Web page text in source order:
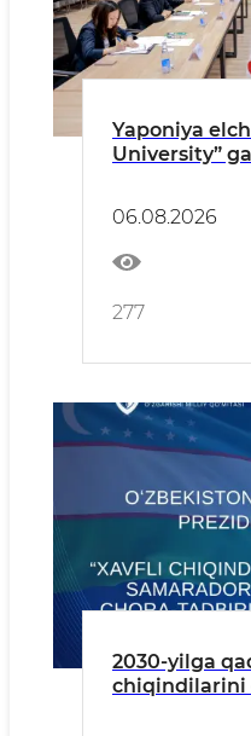
Yaponiya
University”
06.08.2026
277
2030-yilga
chiqindilarini